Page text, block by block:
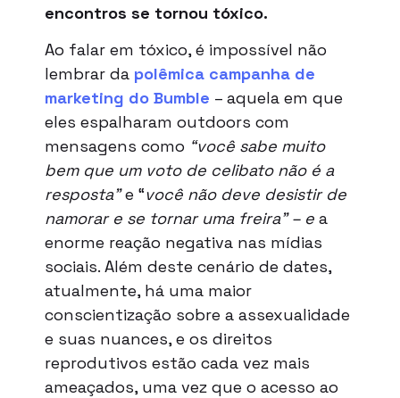
encontros se tornou tóxico.
Ao falar em tóxico, é impossível não
lembrar da polêmica campanha de
marketing do Bumble – aquela em que
eles espalharam outdoors com
mensagens como “você sabe muito
bem que um voto de celibato não é a
resposta”e “você não deve desistir de
namorar e se tornar uma freira” – e a
enorme reação negativa nas mídias
sociais. Além deste cenário de dates,
atualmente, há uma maior
conscientização sobre a assexualidade
e suas nuances, e os direitos
reprodutivos estão cada vez mais
ameaçados, uma vez que o acesso ao